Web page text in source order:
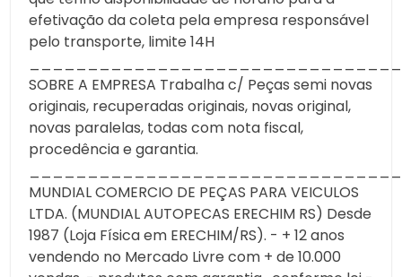
efetivação da coleta pela empresa responsável
pelo transporte, limite 14H
SOBRE A EMPRESA Trabalha c/ Peças semi novas
originais, recuperadas originais, novas original,
novas paralelas, todas com nota fiscal,
procedência e garantia.
MUNDIAL COMERCIO DE PEÇAS PARA VEICULOS
LTDA. (MUNDIAL AUTOPECAS ERECHIM RS) Desde
1987 (Loja Física em ERECHIM/RS). - + 12 anos
vendendo no Mercado Livre com + de 10.000